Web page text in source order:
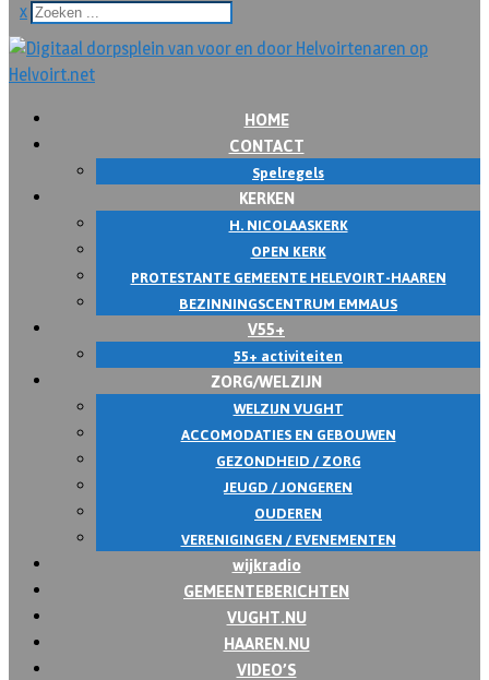
x
HOME
CONTACT
Spelregels
KERKEN
H. NICOLAASKERK
OPEN KERK
PROTESTANTE GEMEENTE HELEVOIRT-HAAREN
BEZINNINGSCENTRUM EMMAUS
V55+
55+ activiteiten
ZORG/WELZIJN
WELZIJN VUGHT
ACCOMODATIES EN GEBOUWEN
GEZONDHEID / ZORG
JEUGD / JONGEREN
OUDEREN
VERENIGINGEN / EVENEMENTEN
wijkradio
GEMEENTEBERICHTEN
VUGHT.NU
HAAREN.NU
VIDEO’S